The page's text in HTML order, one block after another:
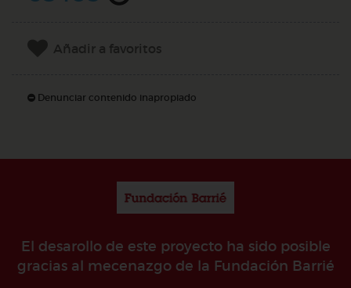
Añadir a favoritos
Denunciar contenido inapropiado
El desarollo de este proyecto ha sido posible
gracias al mecenazgo de la Fundación Barrié